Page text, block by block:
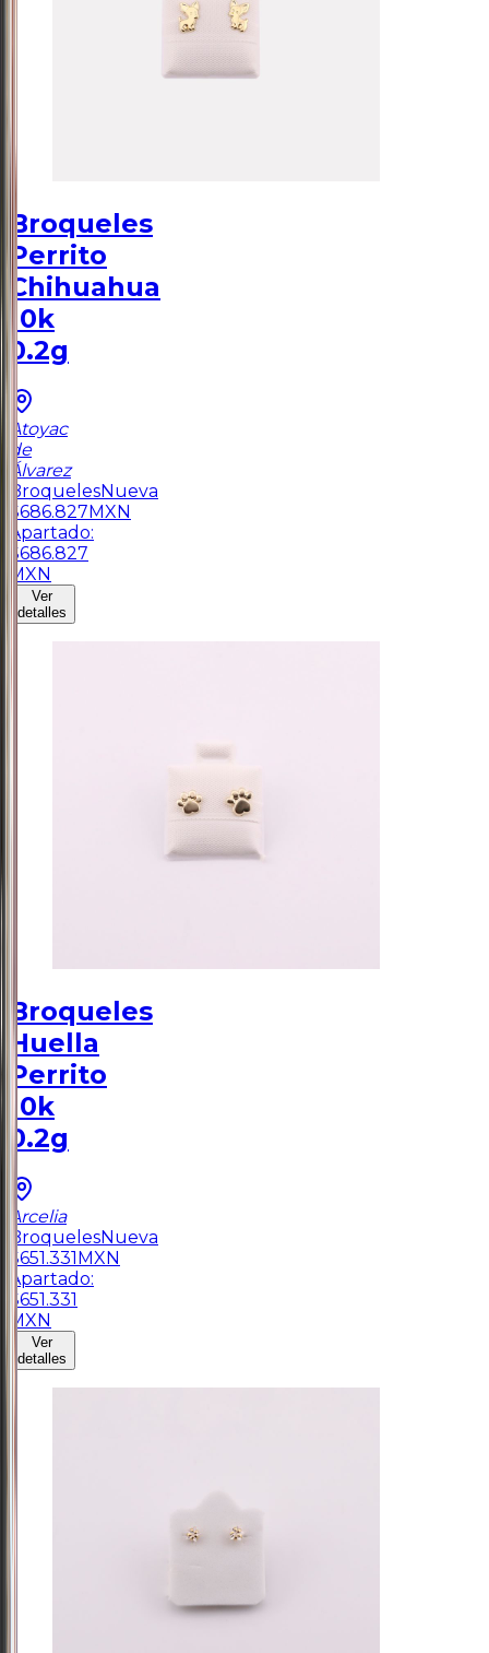
Broqueles
Perrito
Chihuahua
10k
0.2g
Atoyac
de
Álvarez
BroquelesNueva
$686.827MXN
Apartado:
$686.827
MXN
Ver
detalles
Broqueles
Huella
Perrito
10k
0.2g
Arcelia
BroquelesNueva
$651.331MXN
Apartado:
$651.331
MXN
Ver
detalles